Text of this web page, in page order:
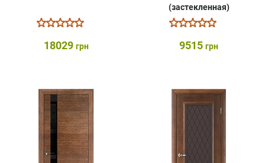
18029 грн
(застекленная)
9515 грн